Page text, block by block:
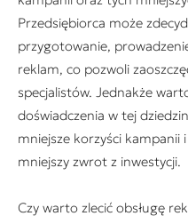
Przedsiębiorca może
przygotowanie,
reklam, co pozwoli
specjalistów. Jednakże
doświadczenia w tej
mniejsze korzyści kampanii
mniejszy zwrot z inwestycji.
Czy warto zlecić obsługę